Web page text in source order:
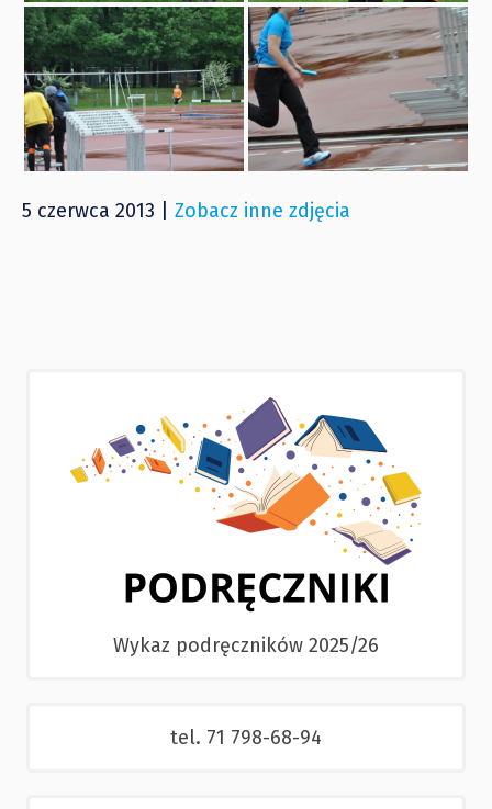
5 czerwca 2013 | Zobacz inne zdjęcia
Wykaz podręczników 2025/26
tel. 71 798-68-94